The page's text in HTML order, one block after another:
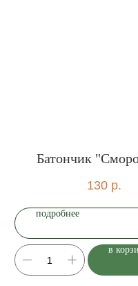
Батончик
130 р.
подробнее
в